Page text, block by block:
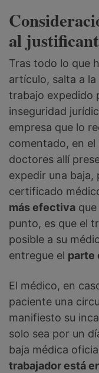
al
Tras todo lo que
artículo, salta a
trabajo expedido
inseguridad
empresa que lo
comentado, en el
doctores allí
expedir una baja,
certificado
más efectiva
punto, es que el
posible a su
entregue el parte
El médico, en
paciente una
manifiesto su
solo sea por un
baja médica
trabajador está